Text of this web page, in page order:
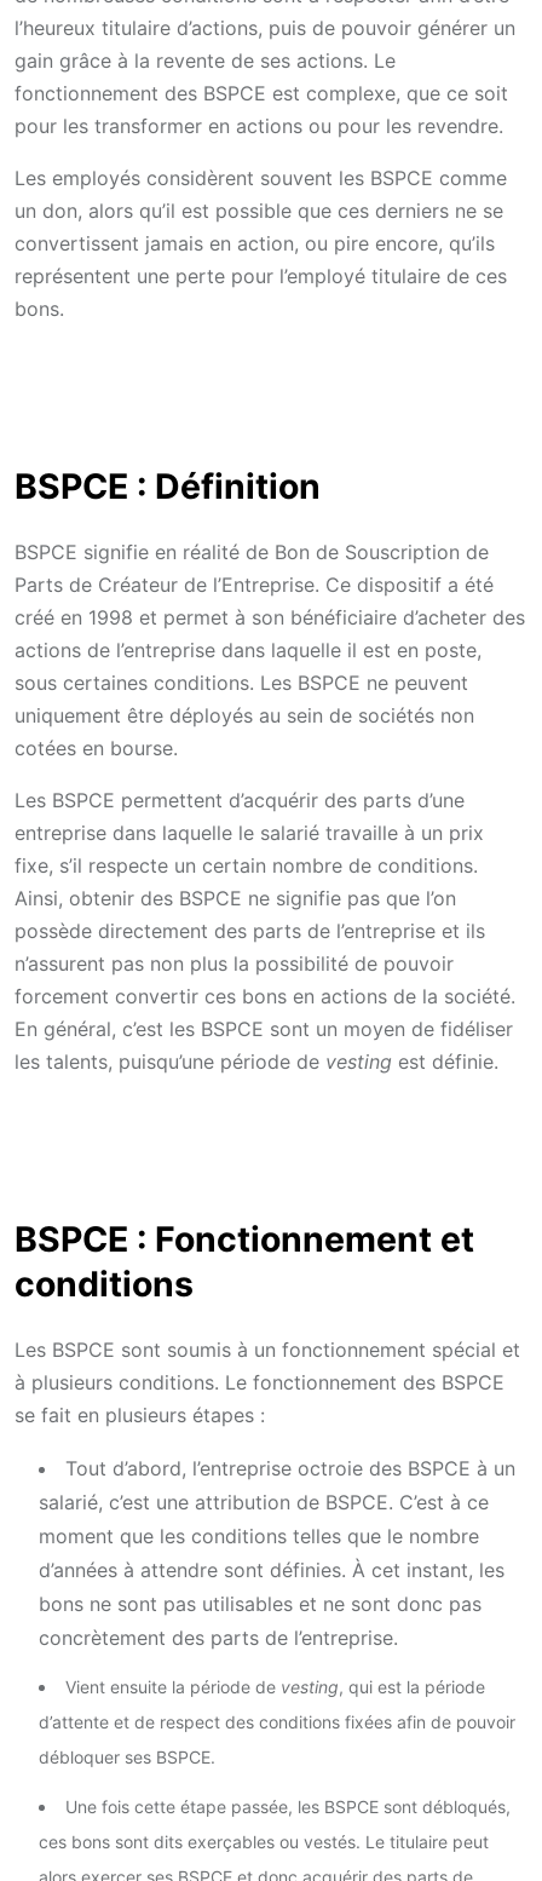
l’heureux titulaire d’actions, puis de pouvoir générer un
gain grâce à la revente de ses actions. Le
fonctionnement des BSPCE est complexe, que ce soit
pour les transformer en actions ou pour les revendre.
Les employés considèrent souvent les BSPCE comme
un don, alors qu’il est possible que ces derniers ne se
convertissent jamais en action, ou pire encore, qu’ils
représentent une perte pour l’employé titulaire de ces
bons.
BSPCE : Définition
BSPCE signifie en réalité de Bon de Souscription de
Parts de Créateur de l’Entreprise. Ce dispositif a été
créé en 1998 et permet à son bénéficiaire d’acheter des
actions de l’entreprise dans laquelle il est en poste,
sous certaines conditions. Les BSPCE ne peuvent
uniquement être déployés au sein de sociétés non
cotées en bourse.
Les BSPCE permettent d’acquérir des parts d’une
entreprise dans laquelle le salarié travaille à un prix
fixe, s’il respecte un certain nombre de conditions.
Ainsi, obtenir des BSPCE ne signifie pas que l’on
possède directement des parts de l’entreprise et ils
n’assurent pas non plus la possibilité de pouvoir
forcement convertir ces bons en actions de la société.
En général, c’est les BSPCE sont un moyen de fidéliser
les talents, puisqu’une période de vesting est définie.
BSPCE : Fonctionnement et
conditions
Les BSPCE sont soumis à un fonctionnement spécial et
à plusieurs conditions. Le fonctionnement des BSPCE
se fait en plusieurs étapes :
Tout d’abord, l’entreprise octroie des BSPCE à un
salarié, c’est une attribution de BSPCE. C’est à ce
moment que les conditions telles que le nombre
d’années à attendre sont définies. À cet instant, les
bons ne sont pas utilisables et ne sont donc pas
concrètement des parts de l’entreprise.
Vient ensuite la période de vesting, qui est la période
d’attente et de respect des conditions fixées afin de pouvoir
débloquer ses BSPCE.
Une fois cette étape passée, les BSPCE sont débloqués,
ces bons sont dits exerçables ou vestés. Le titulaire peut
alors exercer ses BSPCE et donc acquérir des parts de